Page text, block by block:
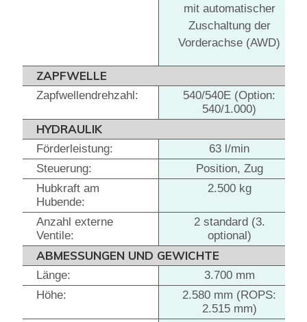
mit automatischer
Zuschaltung der
Vorderachse (AWD)
ZAPFWELLE
Zapfwellendrehzahl:
540/540E (Option:
540/1.000)
HYDRAULIK
Förderleistung:
63 l/min
Steuerung:
Position, Zug
Hubkraft am
Hubende:
2.500 kg
Anzahl externe
Ventile:
2 standard (3.
optional)
ABMESSUNGEN UND GEWICHTE
Länge:
3.700 mm
Höhe:
2.580 mm (ROPS:
2.515 mm)